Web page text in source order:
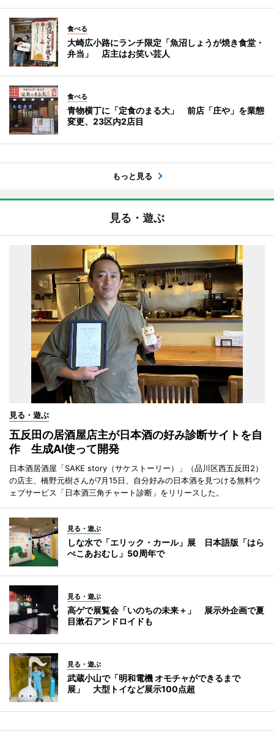
食べる
大崎広小路にランチ限定「魚沼しょうが焼き食堂・
弁当」 店主はお笑い芸人
食べる
青物横丁に「定食のまる大」 前店「庄や」を業態
変更、23区内2店目
もっと見る
見る・遊ぶ
見る・遊ぶ
五反田の居酒屋店主が日本酒の好み診断サイトを自
作 生成AI使って開発
日本酒居酒屋「SAKE story（サケストーリー）」（品川区西五反田2）
の店主、橋野元樹さんが7月15日、自分好みの日本酒を見つける無料ウ
ェブサービス「日本酒三角チャート診断」をリリースした。
見る・遊ぶ
しな水で「エリック・カール」展 日本語版「はら
ぺこあおむし」50周年で
見る・遊ぶ
高ゲで展覧会「いのちの未来＋」 展示外企画で夏
目漱石アンドロイドも
見る・遊ぶ
武蔵小山で「明和電機 オモチャができるまで
展」 大型トイなど展示100点超